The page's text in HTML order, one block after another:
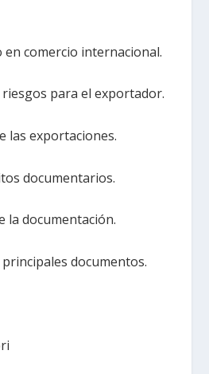
en comercio internacional.
riesgos para el exportador.
las exportaciones.
documentarios.
la documentación.
principales documentos.